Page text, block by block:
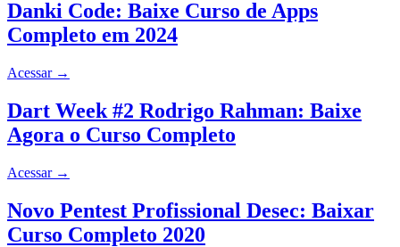
Danki Code: Baixe Curso de Apps
Completo em 2024
Acessar →
Dart Week #2 Rodrigo Rahman: Baixe
Agora o Curso Completo
Acessar →
Novo Pentest Profissional Desec: Baixar
Curso Completo 2020